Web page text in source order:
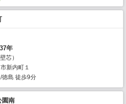
年
壁芯）
新内町１
徳島 徒歩9分
園南